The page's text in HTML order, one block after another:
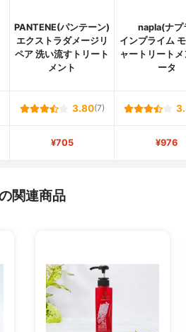
PANTENE(パンテーン)
エクストラダメージリ
ペア 洗い流すトリート
メント
napla(ナプ
インプライム
ャートリート
ータ
3.80(7)
¥705 ¥976
関連商品